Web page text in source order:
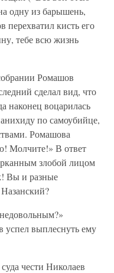
одну из барышень,
кисть его
тебе всю жизнь
Ромашов
сделал вид, что
наконец воцарилась
по самоубийце,
Ромашова
Молчите!» В ответ
злобой лицом
Вы и разные
успел выплеснуть ему
чести Николаев